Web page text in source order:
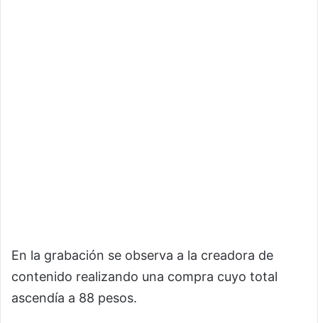
En la grabación se observa a la creadora de
contenido realizando una compra cuyo total
ascendía a 88 pesos.